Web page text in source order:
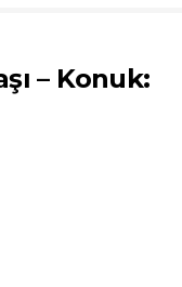
– Konuk: